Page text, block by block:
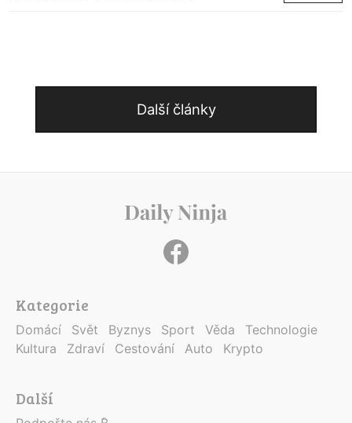
Další články
Kategorie
Domácí Svět Byznys Sport Věda
Technologie
Kultura
Zdraví Cestování Auto Krypto
Další